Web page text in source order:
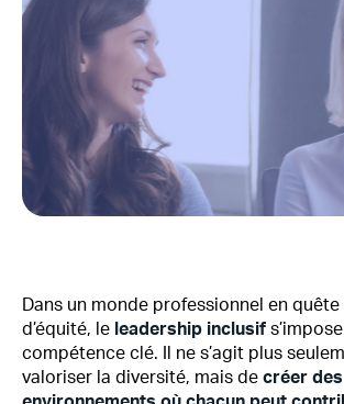
Dans un monde professionnel en
d’équité, le leadership inclusif
compétence clé. Il ne s’agit plus
valoriser la diversité, mais de créer des